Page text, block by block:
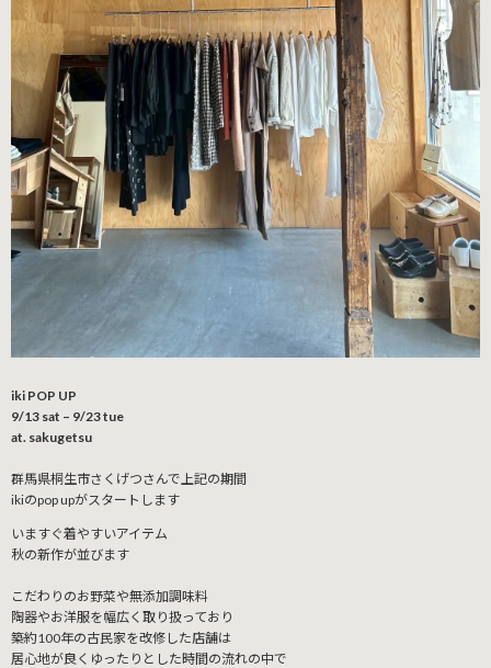
iki POP UP
9/13 sat – 9/23 tue
at. sakugetsu
群馬県桐生市さくげつさんで上記の期間
ikiのpop upがスタートします
いますぐ着やすいアイテム
秋の新作が並びます
こだわりのお野菜や無添加調味料
陶器やお洋服を幅広く取り扱っており
築約100年の古民家を改修した店舗は
居心地が良くゆったりとした時間の流れの中で